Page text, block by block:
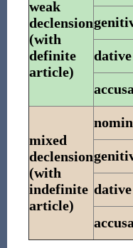
weak
declension
(with
definite
article)
dative
mixed
declension
(with
indefinite
article)
dative